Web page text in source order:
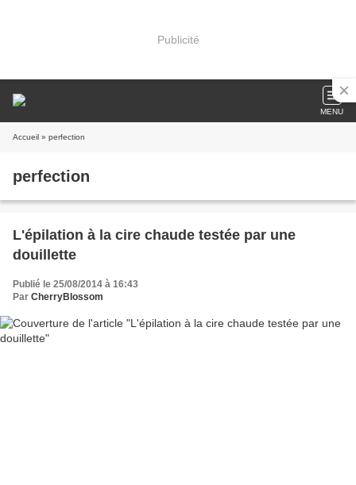
Publicité
MENU
Accueil » perfection
perfection
L'épilation à la cire chaude testée par une
douillette
Publié le 25/08/2014 à 16:43
Par CherryBlossom